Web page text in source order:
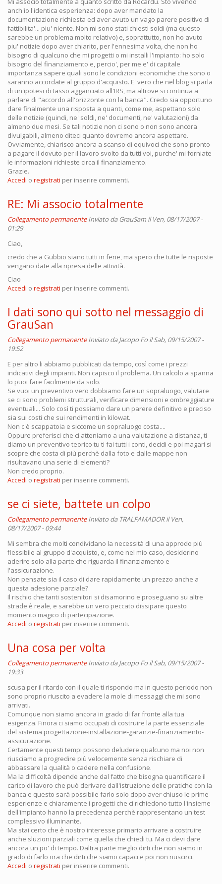
anch'io l'identica esperienza: dopo aver mandato la
documentazione richiesta ed aver avuto un vago parere positivo di
fattibilita'... piu' niente. Non mi sono stati chiesti soldi (ma questo
sarebbe un problema molto relativo) e, soprattutto, non ho avuto
piu' notizie dopo aver chiarito, per l'ennesima volta, che non ho
bisogno di qualcuno che mi progetti o mi installi l'impianto: ho solo
bisogno del finanziamento e, percio', per me e' di capitale
importanza sapere quali sono le condizioni economiche che sono o
saranno accordate al gruppo d'acquisto. E' vero che nel blog si parla
di un'ipotesi di tasso agganciato all'IRS, ma altrove si continua a
parlare di "accordo all'orizzonte con la banca". Credo sia opportuno
dare finalmente una risposta a quanti, come me, aspettano solo
delle notizie (quindi, ne' soldi, ne' documenti, ne' valutazioni) da
almeno due mesi. Se tali notizie non ci sono o non sono ancora
divulgabili, almeno diteci quanto dovremo ancora aspettare.
Ovviamente, chiarisco ancora a scanso di equivoci che sono pronto
a pagare il dovuto per il lavoro svolto da tutti voi, purche' mi forniate
le informazioni richieste circa il finanziamento.
Grazie.
Accedi o registrati per inserire commenti.
RE: Mi associo totalmente
Collegamento permanente Inviato daGrauSamil Ven, 08/17/2007 -
01:29
Ciao,
credo che a Gubbio siano tutti in ferie, ma spero che tutte le risposte
vengano date alla ripresa delle attività.
Ciao
Accedi o registrati per inserire commenti.
I dati sono qui sotto nel messaggio di
GrauSan
Collegamento permanente Inviato daJacopo Fo il Sab, 09/15/2007 -
19:52
E per altro li abbiamo pubblicati da tempo, così come i prezzi
indicativi degli impianti. Non capisco il problema. Un calcolo a spanna
lo puoi fare facilmente da solo.
Se vuoi un preventivo vero dobbiamo fare un sopraluogo, valutare
se ci sono problemi strutturali, verificare dimensioni e ombreggiature
eventuali... Solo così ti possiamo dare un parere definitivo e preciso
sia sui costi che sui rendimenti in kilowat.
Non c'è scappatoia e siccome un sopraluogo costa....
Oppure preferisci che ci atteniamo a una valutazione a distanza, ti
diamo un preventivo teorico tu ti fai tutti i conti, decidi e poi magari si
scopre che costa di più perchè dalla foto e dalle mappe non
risultavano una serie di elementi?
Non credo proprio.
Accedi o registrati per inserire commenti.
se ci siete, battete un colpo
Collegamento permanente Inviato da TRALFAMADORil Ven,
08/17/2007 - 09:44
Mi sembra che molti condividano la necessità di una approdo più
flessibile al gruppo d'acquisto, e, come nel mio caso, desiderino
aderire solo alla parte che riguarda il finanziamento e
l'assicurazione.
Non pensate sia il caso di dare rapidamente un prezzo anche a
questa adesione parziale?
Il rischio che tanti sostenitori si disamorino e proseguano su altre
strade è reale, e sarebbe un vero peccato dissipare questo
momento magico di partecipazione.
Accedi o registrati per inserire commenti.
Una cosa per volta
Collegamento permanente Inviato daJacopo Fo il Sab, 09/15/2007 -
19:33
scusa per il ritardo con il quale ti rispondo ma in questo periodo non
sono proprio riuscito a evadere la mole di messaggi che mi sono
arrivati.
Comunque non siamo ancora in grado di far fronte alla tua
esigenza. Finora ci siamo occupati di costruire la parte essenziale
del sistema progettazione-installazione-garanzie-finanziamento-
assicurazione.
Certamente questi tempi possono deludere qualcuno ma noi non
riusciamo a progredire più velocemente senza rischiare di
abbassare la qualità o cadere nella confusione.
Ma la difficoltà dipende anche dal fatto che bisogna quantificare il
carico di lavoro che può derivare dall'istruzione delle pratiche con la
banca e questo sarà possibile farlo solo dopo aver chiuso le prime
esperienze e chiaramente i progetti che ci richiedono tutto l'insieme
dell'impianto hanno la precedenza perchè rappresentano un test
complessivo illuminante.
Ma stai certo che è nostro interesse primario arrivare a costruire
anche sluzioni parziali come quella che chiedi tu. Ma ci devi dare
ancora un po' di tempo. Daltra parte meglio dirti che non siamo in
grado di farlo ora che dirti che siamo capaci e poi non riuscirci.
Accedi o registrati per inserire commenti.